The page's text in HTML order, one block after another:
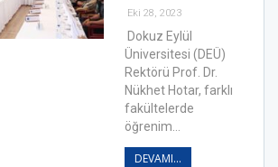
Eki 28, 2023
Dokuz Eylül
Üniversitesi (DEÜ)
Rektörü Prof. Dr.
Nükhet Hotar, farklı
fakültelerde
öğrenim…
DEVAMI...